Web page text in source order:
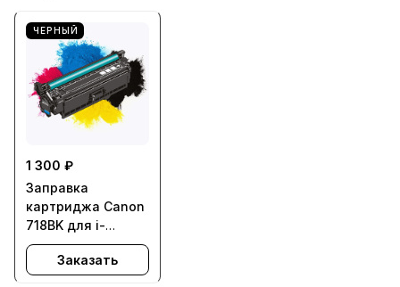
ЧЕРНЫЙ
1 300 ₽
Заправка
картриджа Canon
718BK для i-
SENSYS LBP7200C,
LBP7210C,
Заказать